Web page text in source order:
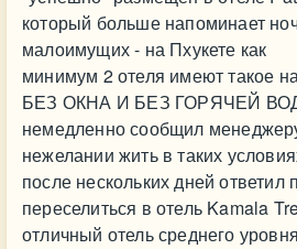
который больше напоминает
малоимущих - на Пхукете как
минимум 2 отеля имеют такое
БЕЗ ОКНА И БЕЗ ГОРЯЧЕЙ
немедленно сообщил
нежелании жить в таких
после нескольких дней
переселиться в отель Kamala
отличный отель среднего